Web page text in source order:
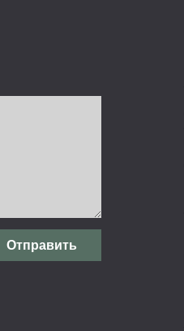
Отправить